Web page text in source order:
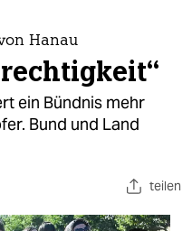
Hanau
ein Bündnis mehr
Bund und Land
teilen